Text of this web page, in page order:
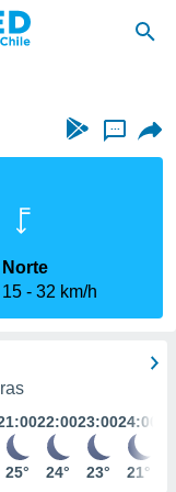
...
Norte
15
32 km/h
25°
22:00
24°
23:00
23°
24:00
21°